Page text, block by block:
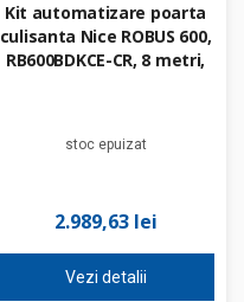
Kit automatizare poarta
culisanta Nice ROBUS 600,
RB600BDKCE-CR, 8 metri,
stoc epuizat
2.989,63 lei
Vezi detalii